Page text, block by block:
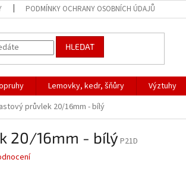
PODMÍNKY OCHRANY OSOBNÍCH ÚDAJŮ
HLEDAT
Lemovky, kedr, šňůry Výztuhy
průvlek 20/16mm - bílý
20/16mm - bílýP21D